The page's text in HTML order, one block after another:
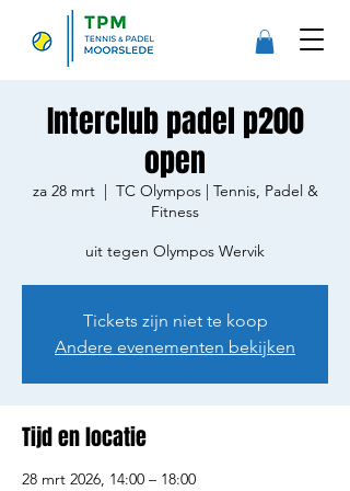
Interclub padel p200
open
za 28 mrt
  |
TC Olympos | Tennis, Padel &
Fitness
uit tegen Olympos Wervik
Tickets zijn niet te koop
Andere evenementen bekijken
Tijd en locatie
28 mrt 2026, 14:00 – 18:00